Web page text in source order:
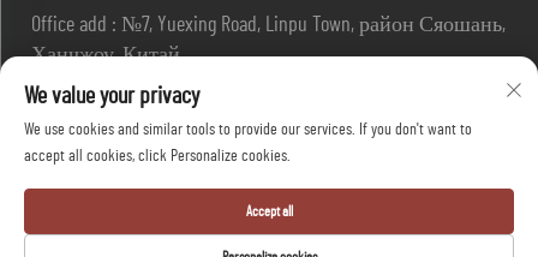
Office add : №7, Yuexing Road, Linpu Town, район Сяошань,
Ханчжоу, Китай
Электронная почта:
Телефон:
+86-13967169961
Все права защищены © Hangzhou Dafang Safety Co.,ltd -
Политика конфиденциальности- Блог
We value your privacy
We use cookies and similar tools to provide our services. If you don't want to
accept all cookies, click Personalize cookies.
Accept all